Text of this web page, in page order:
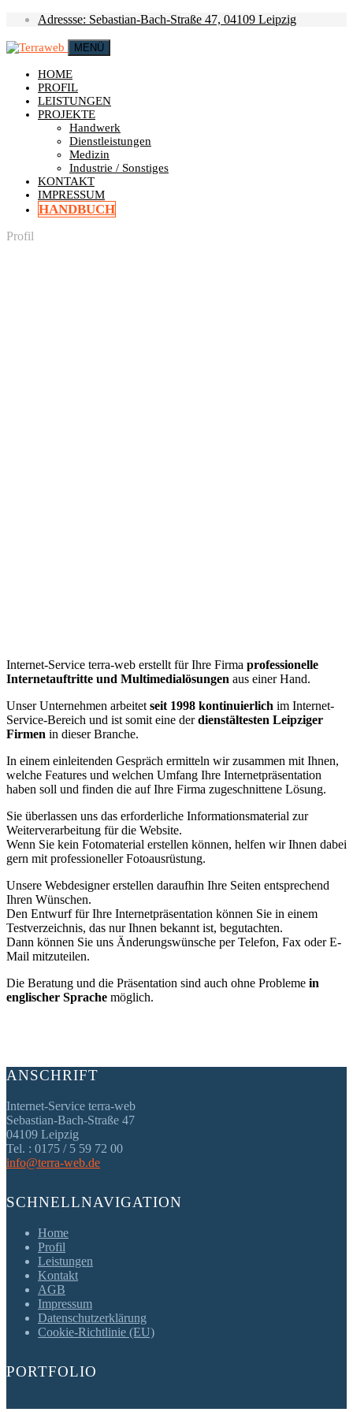
Adressse: Sebastian-Bach-Straße 47, 04109 Leipzig
MENÜ
HOME
PROFIL
LEISTUNGEN
PROJEKTE
Handwerk
Dienstleistungen
Medizin
Industrie / Sonstiges
KONTAKT
IMPRESSUM
HANDBUCH
Profil
Internet-Service terra-web erstellt für Ihre Firma professionelle
Internetauftritte und Multimedialösungen aus einer Hand.
Unser Unternehmen arbeitet seit 1998 kontinuierlich im Internet-
Service-Bereich und ist somit eine derdienstältesten Leipziger
Firmen in dieser Branche.
In einem einleitenden Gespräch ermitteln wir zusammen mit Ihnen,
welche Features und welchen Umfang Ihre Internetpräsentation
haben soll und finden die auf Ihre Firma zugeschnittene Lösung.
Sie überlassen uns das erforderliche Informationsmaterial zur
Weiterverarbeitung für die Website.
Wenn Sie kein Fotomaterial erstellen können, helfen wir Ihnen dabei
gern mit professioneller Fotoausrüstung.
Unsere Webdesigner erstellen daraufhin Ihre Seiten entsprechend
Ihren Wünschen.
Den Entwurf für Ihre Internetpräsentation können Sie in einem
Testverzeichnis, das nur Ihnen bekannt ist, begutachten.
Dann können Sie uns Änderungswünsche per Telefon, Fax oder E-
Mail mitzuteilen.
Die Beratung und die Präsentation sind auch ohne Probleme in
englischer Sprache möglich.
ANSCHRIFT
Internet-Service terra-web
Sebastian-Bach-Straße 47
04109 Leipzig
Tel. : 0175 / 5 59 72 00
info@terra-web.de
SCHNELLNAVIGATION
Home
Profil
Leistungen
Kontakt
AGB
Impressum
Datenschutzerklärung
Cookie-Richtlinie (EU)
PORTFOLIO